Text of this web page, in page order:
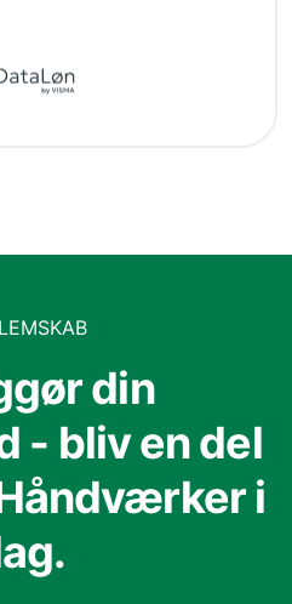
din
- bliv en del
i